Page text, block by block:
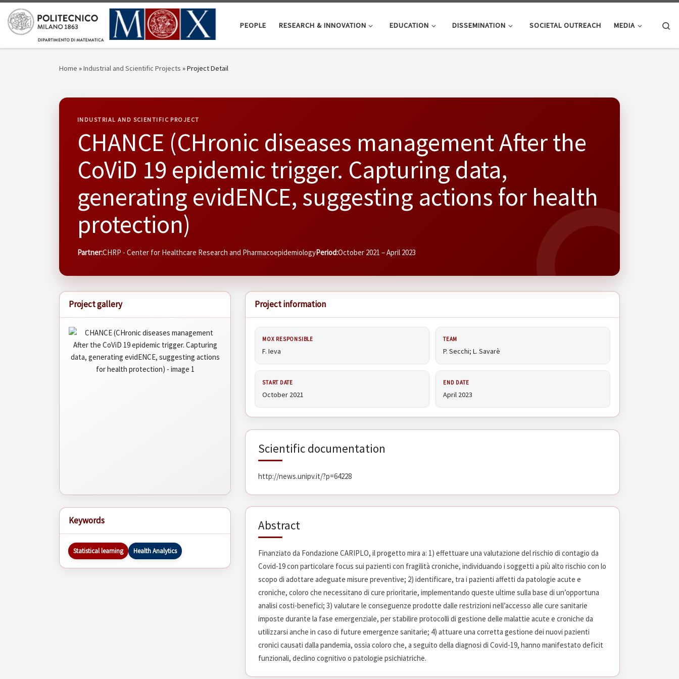
Skip to content
PEOPLE RESEARCH & INNOVATION EDUCATION DISSEMINATION SOCIETAL OUTREACH MEDIA
Home »Industrial and Scientific Projects »Project Detail
INDUSTRIAL AND SCIENTIFIC PROJECT
CHANCE (CHronic diseases management After the
CoViD 19 epidemic trigger. Capturing data,
generating evidENCE, suggesting actions for health
protection)
Partner:CHRP - Center for Healthcare Research and PharmacoepidemiologyPeriod:October 2021 – April 2023
Project gallery
Keywords
Statistical learning Health Analytics
Project information
MOX RESPONSIBLE
F. Ieva
TEAM
P. Secchi; L. Savarè
START DATE
October 2021
END DATE
April 2023
Scientific documentation
http://news.unipv.it/?p=64228
Abstract
Finanziato da Fondazione CARIPLO, il progetto mira a: 1) effettuare una valutazione del rischio di contagio da
Covid-19 con particolare focus sui pazienti con fragilità croniche, individuando i soggetti a più alto rischio con lo
scopo di adottare adeguate misure preventive; 2) identificare, tra i pazienti affetti da patologie acute e
croniche, coloro che necessitano di cure prioritarie, implementando queste ultime sulla base di un’opportuna
analisi costi-benefici; 3) valutare le conseguenze prodotte dalle restrizioni nell’accesso alle cure sanitarie
imposte durante la fase emergenziale, per stabilire protocolli di gestione delle malattie acute e croniche da
utilizzarsi anche in caso di future emergenze sanitarie; 4) attuare una corretta gestione dei nuovi pazienti
cronici causati dalla pandemia, ossia coloro che, a seguito della diagnosi di Covid-19, hanno manifestato deficit
funzionali, declino cognitivo o patologie psichiatriche.